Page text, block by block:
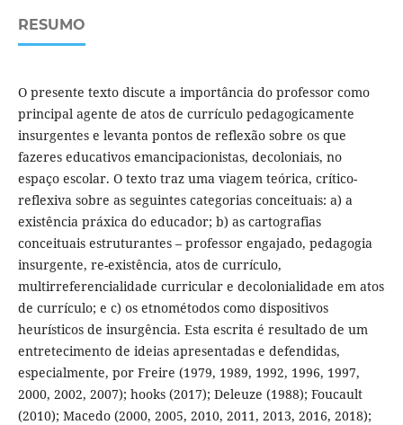
RESUMO
O presente texto discute a importância do professor como
principal agente de atos de currículo pedagogicamente
insurgentes e levanta pontos de reflexão sobre os que
fazeres educativos emancipacionistas, decoloniais, no
espaço escolar. O texto traz uma viagem teórica, crítico-
reflexiva sobre as seguintes categorias conceituais: a) a
existência práxica do educador; b) as cartografias
conceituais estruturantes – professor engajado, pedagogia
insurgente, re-existência, atos de currículo,
multirreferencialidade curricular e decolonialidade em atos
de currículo; e c) os etnométodos como dispositivos
heurísticos de insurgência. Esta escrita é resultado de um
entretecimento de ideias apresentadas e defendidas,
especialmente, por Freire (1979, 1989, 1992, 1996, 1997,
2000, 2002, 2007); hooks (2017); Deleuze (1988); Foucault
(2010); Macedo (2000, 2005, 2010, 2011, 2013, 2016, 2018);